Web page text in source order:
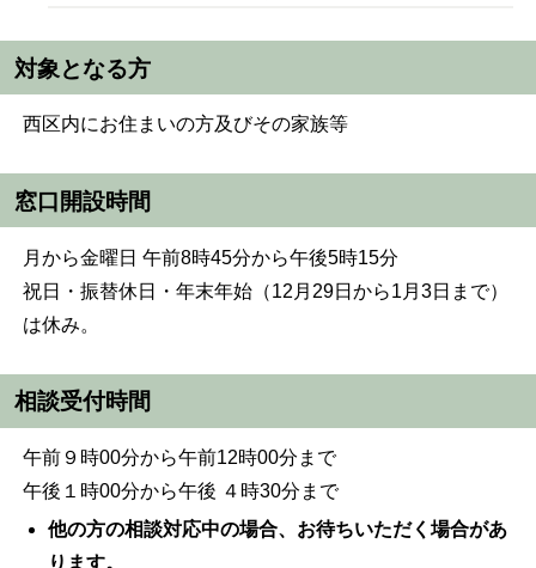
対象となる方
西区内にお住まいの方及びその家族等
窓口開設時間
月から金曜日 午前8時45分から午後5時15分
祝日・振替休日・年末年始（12月29日から1月3日まで）
は休み。
相談受付時間
午前９時00分から午前12時00分まで
午後１時00分から午後 ４時30分まで
他の方の相談対応中の場合、お待ちいただく場合があ
ります。